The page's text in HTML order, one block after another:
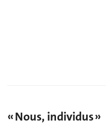
« Nous, individus »